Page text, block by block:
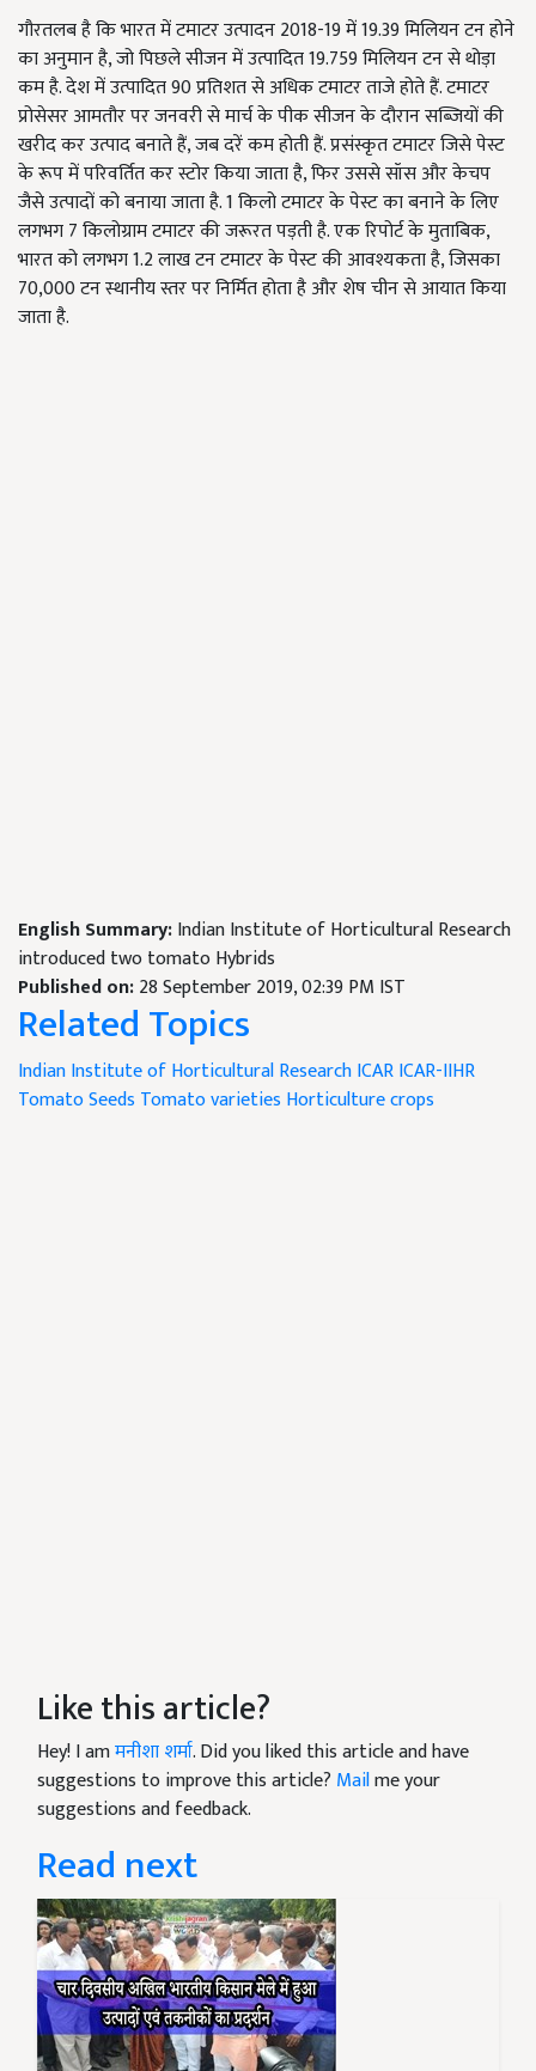
गौरतलब है कि भारत में टमाटर उत्पादन 2018-19 में 19.39 मिलियन टन होने
का अनुमान है, जो पिछले सीजन में उत्पादित 19.759 मिलियन टन से थोड़ा
कम है. देश में उत्पादित 90 प्रतिशत से अधिक टमाटर ताजे होते हैं. टमाटर
प्रोसेसर आमतौर पर जनवरी से मार्च के पीक सीजन के दौरान सब्जियों की
खरीद कर उत्पाद बनाते हैं, जब दरें कम होती हैं. प्रसंस्कृत टमाटर जिसे पेस्ट
के रूप में परिवर्तित कर स्टोर किया जाता है, फिर उससे सॉस और केचप
जैसे उत्पादों को बनाया जाता है. 1 किलो टमाटर के पेस्ट का बनाने के लिए
लगभग 7 किलोग्राम टमाटर की जरूरत पड़ती है. एक रिपोर्ट के मुताबिक,
भारत को लगभग 1.2 लाख टन टमाटर के पेस्ट की आवश्यकता है, जिसका
70,000 टन स्थानीय स्तर पर निर्मित होता है और शेष चीन से आयात किया
जाता है.
English Summary:Indian Institute of Horticultural Research
introduced two tomato Hybrids
Published on:28 September 2019, 02:39 PM IST
Related Topics
Indian Institute of Horticultural ResearchICARICAR-IIHR
Tomato Seeds Tomato varieties Horticulture crops
Like this article?
Hey! I amमनीशा शर्मा. Did you liked this article and have
suggestions to improve this article? Mailme your
suggestions and feedback.
Read next